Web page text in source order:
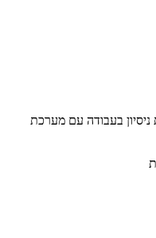
ניסיון בעבודה עם מערכת